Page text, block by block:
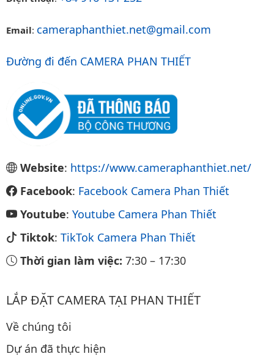
Email: cameraphanthiet.net@gmail.com
Đường đi đến CAMERA PHAN THIẾT
Website: https://www.cameraphanthiet.net/
Facebook: Facebook Camera Phan Thiết
Youtube: Youtube Camera Phan Thiết
Tiktok: TikTok Camera Phan Thiết
Thời gian làm việc: 7:30 – 17:30
LẮP ĐẶT CAMERA TẠI PHAN THIẾT
Về chúng tôi
Dự án đã thực hiện